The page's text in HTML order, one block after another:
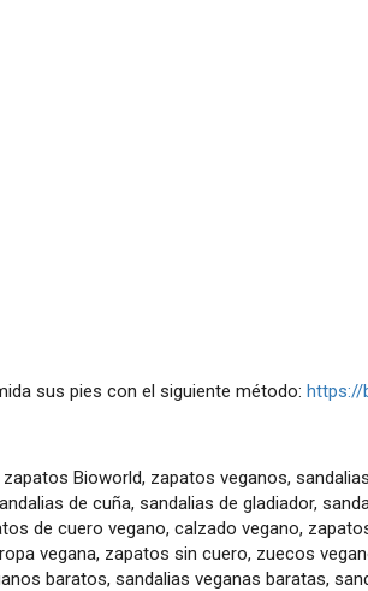
sus pies con el siguiente método:https://
Bioworld, zapatos veganos,
de cuña, sandalias de gladiador,
de cuero vegano, calzado vegano,
vegana, zapatos sin cuero, zuecos
baratos, sandalias veganas baratas,